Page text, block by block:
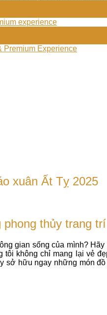
experience
Premium Experience
xuân Ất Tỵ 2025
thủy trang
gian sống của mình?
không chỉ mang lại vẻ
sở hữu ngay những món